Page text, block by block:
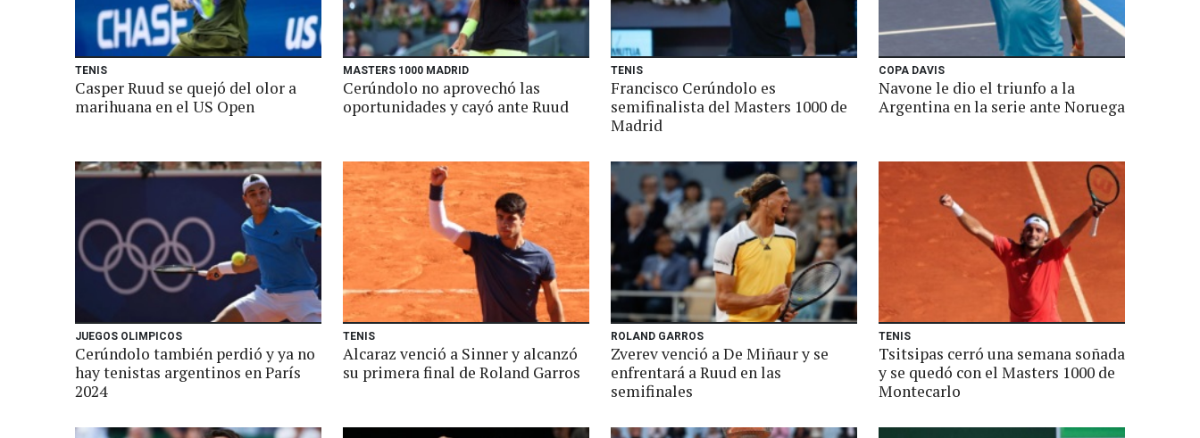
TENIS
Casper Ruud se quejó del olor a
marihuana en el US Open
MASTERS 1000 MADRID
Cerúndolo no aprovechó las
oportunidades y cayó ante Ruud
TENIS
Francisco Cerúndolo es
semifinalista del Masters 1000 de
Madrid
COPA DAVIS
Navone le dio el triunfo a la
Argentina en la serie ante Noruega
JUEGOS OLIMPICOS
Cerúndolo también perdió y ya no
hay tenistas argentinos en París
2024
TENIS
Alcaraz venció a Sinner y alcanzó
su primera final de Roland Garros
ROLAND GARROS
Zverev venció a De Miñaur y se
enfrentará a Ruud en las
semifinales
TENIS
Tsitsipas cerró una semana soñada
y se quedó con el Masters 1000 de
Montecarlo